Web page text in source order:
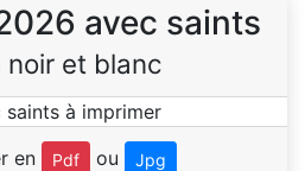
avec saints
noir et blanc
en Pdf ou Jpg